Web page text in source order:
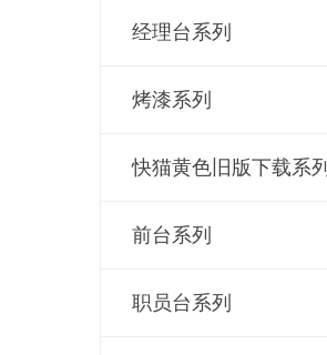
列
经理台系列
烤漆系列
快猫黄色旧版下载系列
前台系列
职员台系列